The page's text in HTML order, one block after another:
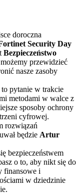
doroczna
Security Day
Bezpieczeństwo
przewidzieć
nasze zasoby
pytanie w trakcie
metodami w walce z
sposoby ochrony
cyfrowej.
rozwiązań
będzie Artur
bezpieczeństwem
o to, aby nikt się do
finansowe i
w dziedzinie